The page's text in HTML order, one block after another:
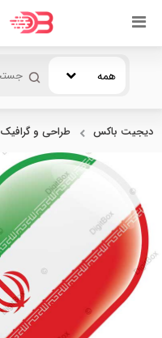
همه
دیجیت باکس طراحی و گرافیک